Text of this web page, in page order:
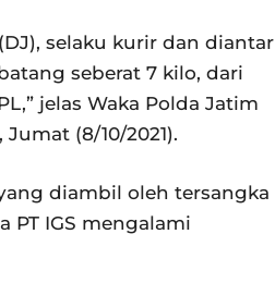
selaku kurir dan diantar
seberat 7 kilo, dari
jelas Waka Polda Jatim
(8/10/2021).
diambil oleh tersangka
PT IGS mengalami